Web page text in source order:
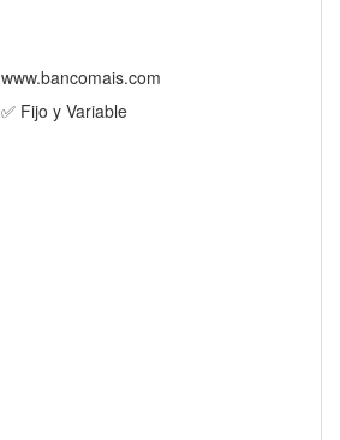
www.bancomais.com
✅ Fijo y Variable